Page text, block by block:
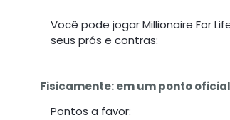
Você pode jogar Millionaire For
seus prós e contras:
Fisicamente: em um ponto
Pontos a favor: